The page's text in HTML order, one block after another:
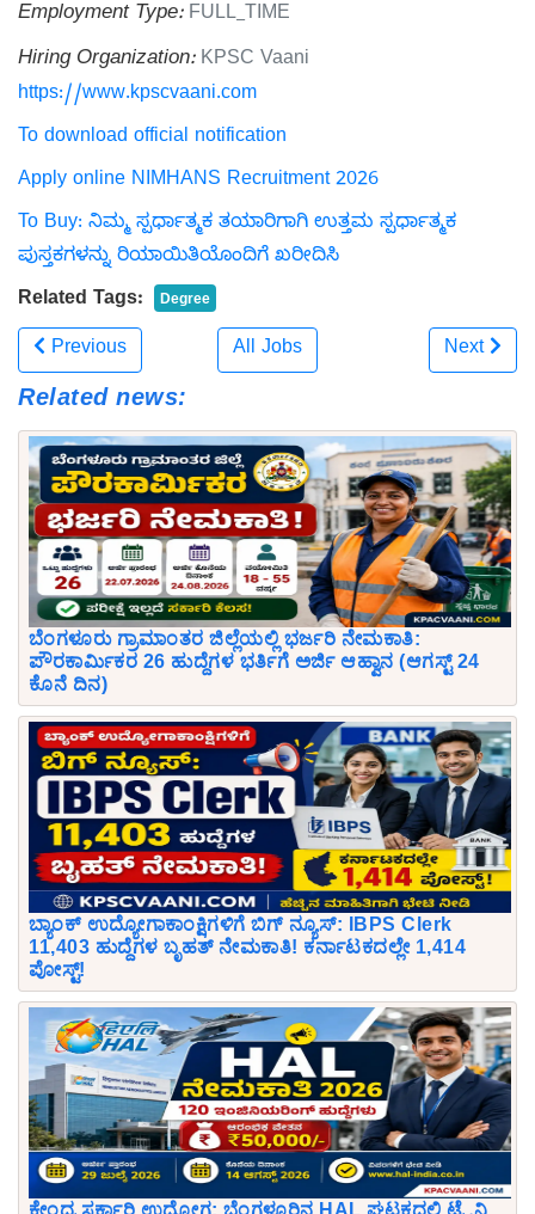
Employment Type: FULL_TIME
Hiring Organization: KPSC Vaani
https://www.kpscvaani.com
To download official notification
Apply online NIMHANS Recruitment 2026
To Buy: ನಿಮ್ಮ ಸ್ಪರ್ಧಾತ್ಮಕ ತಯಾರಿಗಾಗಿ ಉತ್ತಮ ಸ್ಪರ್ಧಾತ್ಮಕ
ಪುಸ್ತಕಗಳನ್ನು ರಿಯಾಯಿತಿಯೊಂದಿಗೆ ಖರೀದಿಸಿ
Related Tags:
Degree
Previous All Jobs
Next
Related news:
ಬೆಂಗಳೂರು ಗ್ರಾಮಾಂತರ ಜಿಲ್ಲೆಯಲ್ಲಿ ಭರ್ಜರಿ ನೇಮಕಾತಿ:
ಪೌರಕಾರ್ಮಿಕರ 26 ಹುದ್ದೆಗಳ ಭರ್ತಿಗೆ ಅರ್ಜಿ ಆಹ್ವಾನ (ಆಗಸ್ಟ್ 24
ಕೊನೆ ದಿನ)
ಬ್ಯಾಂಕ್ ಉದ್ಯೋಗಾಕಾಂಕ್ಷಿಗಳಿಗೆ ಬಿಗ್ ನ್ಯೂಸ್: IBPS Clerk
11,403 ಹುದ್ದೆಗಳ ಬೃಹತ್ ನೇಮಕಾತಿ! ಕರ್ನಾಟಕದಲ್ಲೇ 1,414
ಪೋಸ್ಟ್!
ಕೇಂದ್ರ ಸರ್ಕಾರಿ ಉದ್ಯೋಗ: ಬೆಂಗಳೂರಿನ HAL ಘಟಕದಲ್ಲಿ ಟ್ರೈನಿ